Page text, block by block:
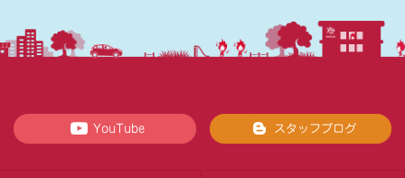
YouTube スタッフブログ